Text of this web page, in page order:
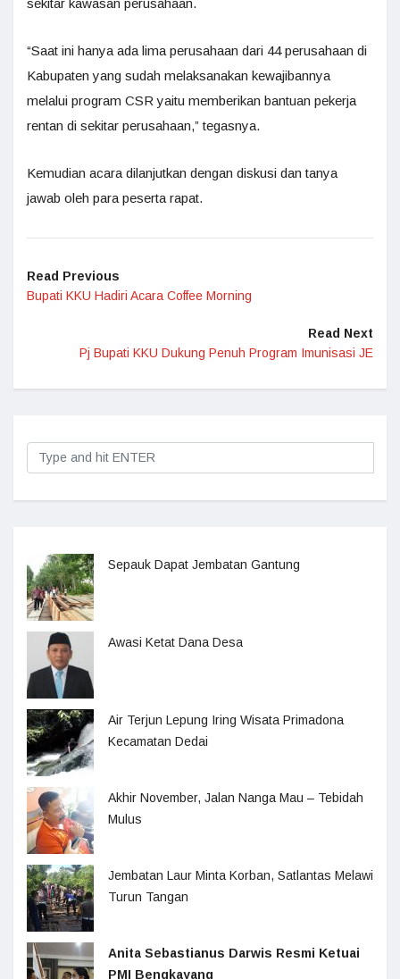
sekitar kawasan perusahaan.
“Saat ini hanya ada lima perusahaan dari 44 perusahaan di
Kabupaten yang sudah melaksanakan kewajibannya
melalui program CSR yaitu memberikan bantuan pekerja
rentan di sekitar perusahaan,” tegasnya.
Kemudian acara dilanjutkan dengan diskusi dan tanya
jawab oleh para peserta rapat.
Read Previous
Bupati KKU Hadiri Acara Coffee Morning
Read Next
Pj Bupati KKU Dukung Penuh Program Imunisasi JE
Sepauk Dapat Jembatan Gantung
Awasi Ketat Dana Desa
Air Terjun Lepung Iring Wisata Primadona
Kecamatan Dedai
Akhir November, Jalan Nanga Mau – Tebidah
Mulus
Jembatan Laur Minta Korban, Satlantas Melawi
Turun Tangan
Anita Sebastianus Darwis Resmi Ketuai
PMI Bengkayang